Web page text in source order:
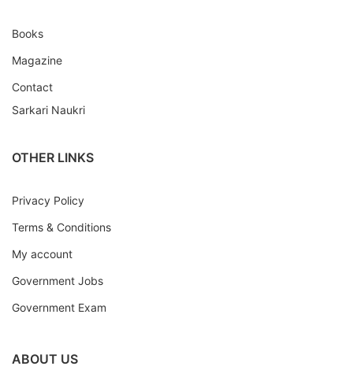
Books
Magazine
Contact
Sarkari Naukri
OTHER LINKS
Privacy Policy
Terms & Conditions
My account
Government Jobs
Government Exam
ABOUT US